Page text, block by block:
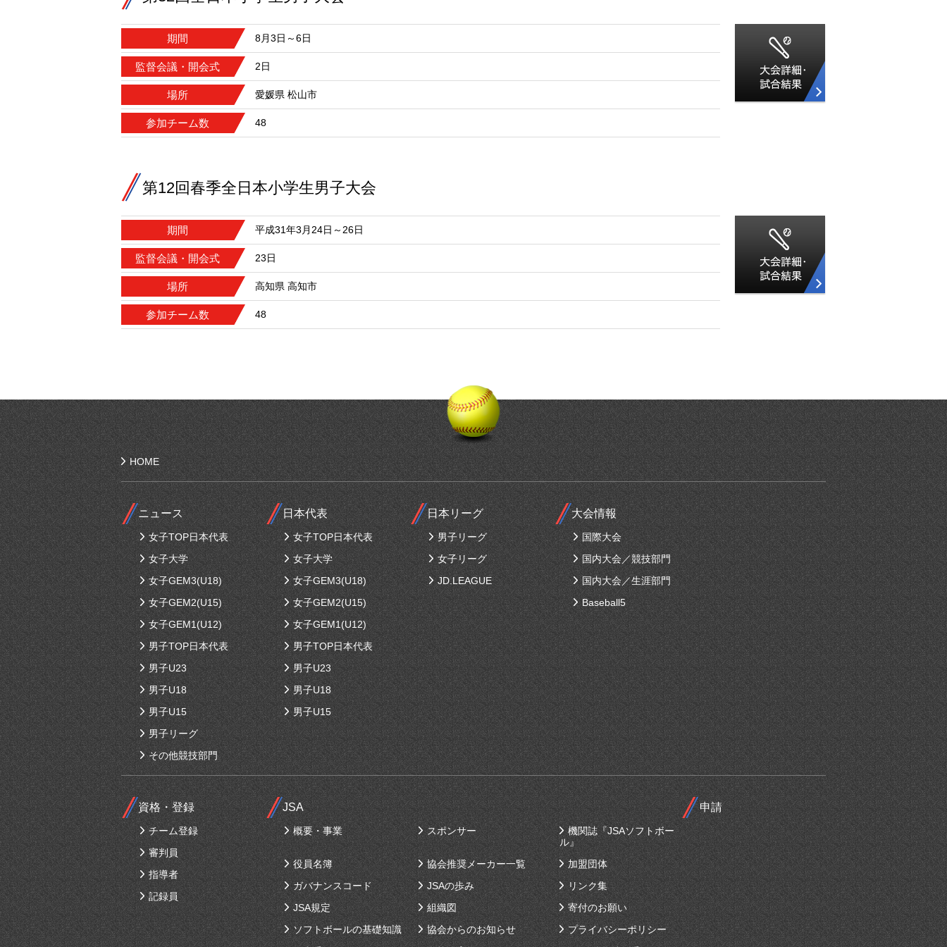
期間 8月3日～6日
監督会議・開会式 2日
場所 愛媛県 松山市
参加チーム数 48
第12回春季全日本小学生男子大会
期間 平成31年3月24日～26日
監督会議・開会式 23日
場所 高知県 高知市
参加チーム数 48
HOME
ニュース
女子TOP日本代表
女子大学
女子GEM3(U18)
女子GEM2(U15)
女子GEM1(U12)
男子TOP日本代表
男子U23
男子U18
男子U15
男子リーグ
その他競技部門
日本代表
女子TOP日本代表
女子大学
女子GEM3(U18)
女子GEM2(U15)
女子GEM1(U12)
男子TOP日本代表
男子U23
男子U18
男子U15
日本リーグ
男子リーグ
女子リーグ
JD.LEAGUE
大会情報
国際大会
国内大会／競技部門
国内大会／生涯部門
Baseball5
資格・登録
チーム登録
審判員
指導者
記録員
JSA
概要・事業 スポンサー
機関誌『JSAソフトボー
ル』
役員名簿
協会推奨メーカー一覧
加盟団体
ガバナンスコード
JSAの歩み
リンク集
JSA規定
組織図
寄付のお願い
ソフトボールの基礎知識
協会からのお知らせ
プライバシーポリシー
申請